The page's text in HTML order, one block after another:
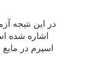
در این نتیجه
اشاره شده
اسپرم در